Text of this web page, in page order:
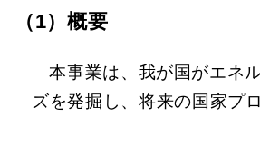
（1）概要
本事業は、我が国がエネ
ズを発掘し、将来の国家プ